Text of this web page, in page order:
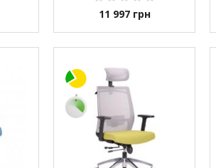
11 997 грн